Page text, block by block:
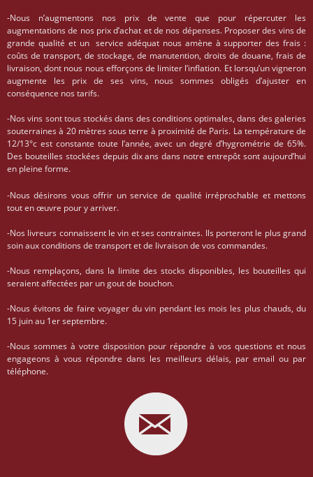
-Nous n’augmentons nos prix de vente que pour répercuter les
augmentations de nos prix d’achat et de nos dépenses. Proposer des vins de
grande qualité et un service adéquat nous amène à supporter des frais :
coûts de transport, de stockage, de manutention, droits de douane, frais de
livraison, dont nous nous efforçons de limiter l’inflation. Et lorsqu’un vigneron
augmente les prix de ses vins, nous sommes obligés d’ajuster en
conséquence nos tarifs.
-Nos vins sont tous stockés dans des conditions optimales, dans des galeries
souterraines à 20 mètres sous terre à proximité de Paris. La température de
12/13°c est constante toute l’année, avec un degré d’hygrométrie de 65%.
Des bouteilles stockées depuis dix ans dans notre entrepôt sont aujourd’hui
en pleine forme.
-Nous désirons vous offrir un service de qualité irréprochable et mettons
tout en œuvre pour y arriver.
-Nos livreurs connaissent le vin et ses contraintes. Ils porteront le plus grand
soin aux conditions de transport et de livraison de vos commandes.
-Nous remplaçons, dans la limite des stocks disponibles, les bouteilles qui
seraient affectées par un gout de bouchon.
-Nous évitons de faire voyager du vin pendant les mois les plus chauds, du
15 juin au 1er septembre.
-Nous sommes à votre disposition pour répondre à vos questions et nous
engageons à vous répondre dans les meilleurs délais, par email ou par
téléphone.